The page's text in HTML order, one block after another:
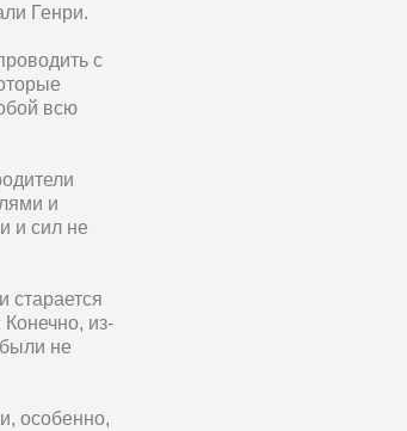
Генри.
с
всю
и
и сил не
старается
из-
были не
особенно,